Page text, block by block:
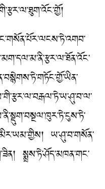
ཡ་ཤུ་བ་གསོན་
སྨྲས་ཏེ་ཤོད་མཁན་གང་